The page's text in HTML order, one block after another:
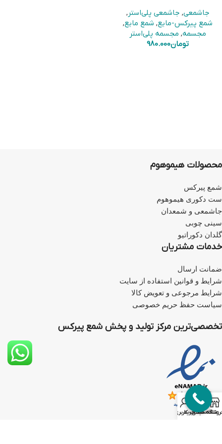
جاشمعی, جاشمعی پلی‌استر ,
شمع پیرکس-مایع, شمع مایع,
مجسمه, مجسمه پلی‌استر
تومان980.000
محصولات هیموهوم
شمع پیرکس
ست دکوری هیموهوم
جاشمعی و شمعدان
سینی چوبی
گلدان دکوراتیو
خدمات مشتریان
ضمانت ارسال
شرایط و قوانین استفاده از سایت
شرایط مرجوعی و تعویض کالا
سیاست حفظ حریم خصوصی
تخصصی‌ترین مرکز تولید و پخش شمع پیرکس
علاقه مندی
0
سبد خرید
حساب کاربری من